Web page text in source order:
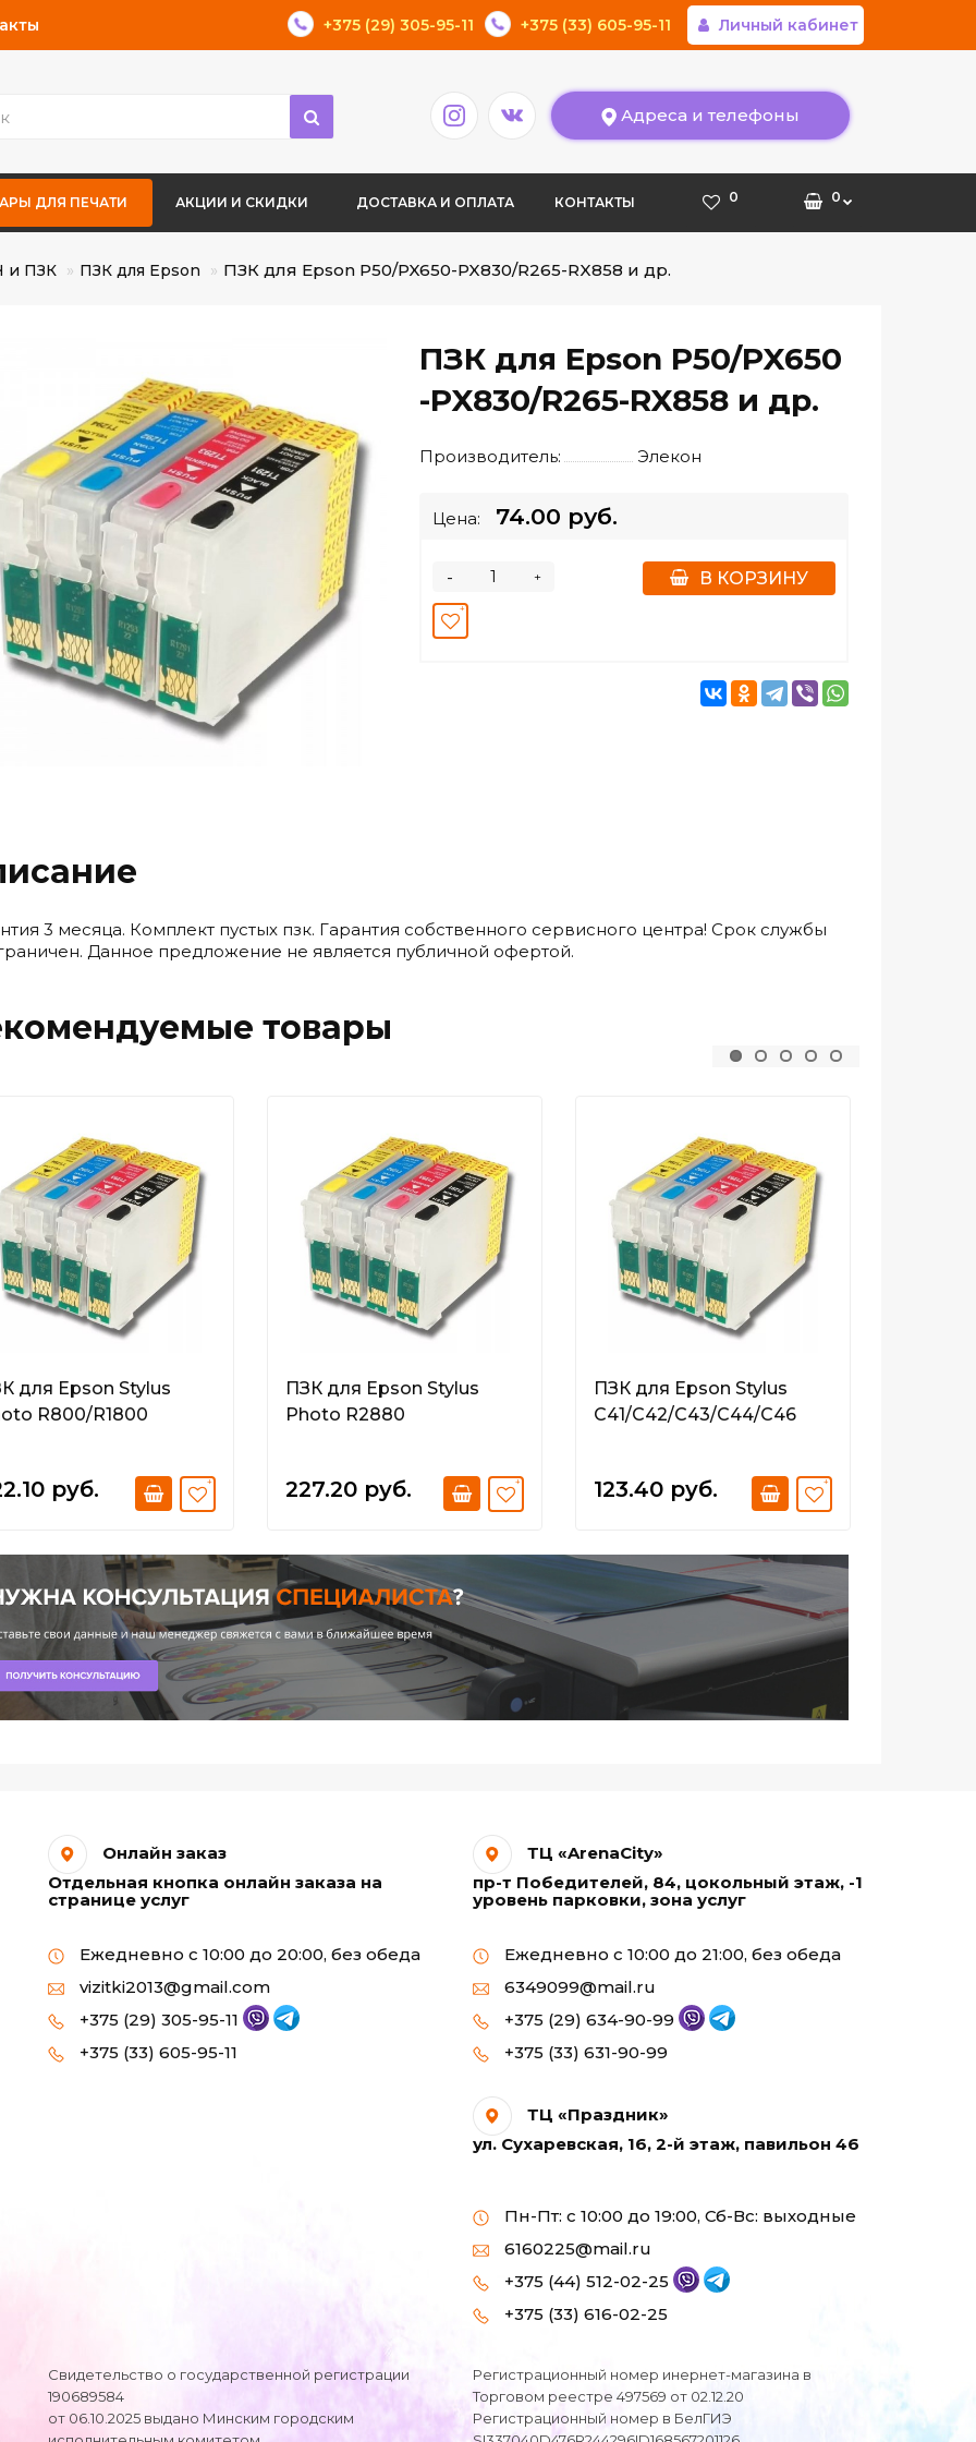
+375 (29) 305-95-11 +375 (33) 605-95-11 Личный кабинет
Адреса и телефоны
ДЛЯ ПЕЧАТИ АКЦИИ И СКИДКИ ДОСТАВКА И ОПЛАТА КОНТАКТЫ 0 0
и ПЗК ПЗК для Epson ПЗК для Epson P50/PX650-PX830/R265-RX858 и др.
ПЗК для Epson P50/PX650
-PX830/R265-RX858 и др.
Производитель: Элекон
Цена: 74.00 руб.
+
- В КОРЗИНУ
3 месяца. Комплект пустых пзк. Гарантия собственного сервисного центра! Срок службы
Данное предложение не является публичной офертой.
товары
для Epson Stylus
R800/R1800
руб.
ПЗК для Epson Stylus
Photo R2880
227.20 руб.
ПЗК для Epson Stylus
C41/C42/C43/C44/C46
123.40 руб.
Онлайн заказ
Отдельная кнопка онлайн заказа на
странице услуг
Ежедневно с 10:00 до 20:00, без обеда
vizitki2013@gmail.com
+375 (29) 305-95-11
+375 (33) 605-95-11
ТЦ «ArenaCity»
пр-т Победителей, 84, цокольный этаж, -1
уровень парковки, зона услуг
Ежедневно с 10:00 до 21:00, без обеда
6349099@mail.ru
+375 (29) 634-90-99
+375 (33) 631-90-99
ТЦ «Праздник»
ул. Сухаревская, 16, 2-й этаж, павильон 46
Пн-Пт: с 10:00 до 19:00, Сб-Вс: выходные
6160225@mail.ru
+375 (44) 512-02-25
+375 (33) 616-02-25
Свидетельство о государственной регистрации
190689584
от 06.10.2025 выдано Минским городским
Регистрационный номер инернет-магазина в
Торговом реестре 497569 от 02.12.20
Регистрационный номер в БелГИЭ